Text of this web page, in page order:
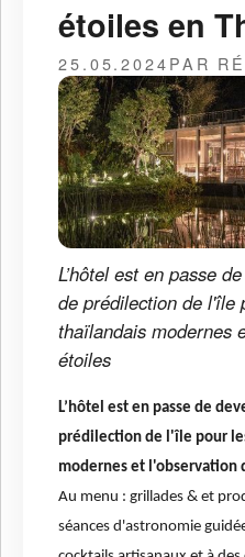
étoiles en
25.05.2024PAR
L’hôtel est en passe
de prédilection de l'île
thaïlandais modernes
étoiles
L’hôtel est en passe de
prédilection de l'île pour
modernes et l'observation
Au menu : grillades & et
séances d'astronomie